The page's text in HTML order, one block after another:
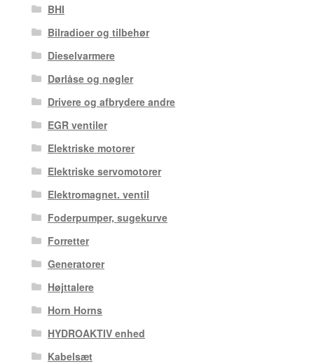
BHI
Bilradioer og tilbehør
Dieselvarmere
Dørlåse og nøgler
Drivere og afbrydere andre
EGR ventiler
Elektriske motorer
Elektriske servomotorer
Elektromagnet. ventil
Foderpumper, sugekurve
Forretter
Generatorer
Højttalere
Horn Horns
HYDROAKTIV enhed
Kabelsæt